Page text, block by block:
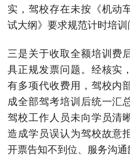
实，驾校存在未按《机动
试大纲》要求规范计时培训
三是关于收取全额培训费
具正规发票问题。经核实
有多项代收费用，驾校内
成全部驾考培训后统一汇
驾校工作人员未向学员清
造成学员误认为驾校故意
开票告知不到位、服务沟通